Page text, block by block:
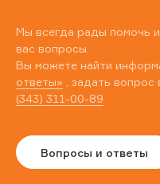
Мы всегда рады помочь
вас вопросы.
Вы можете найти
ответы» , задать вопрос
(343) 311-00-89
Вопросы и ответы